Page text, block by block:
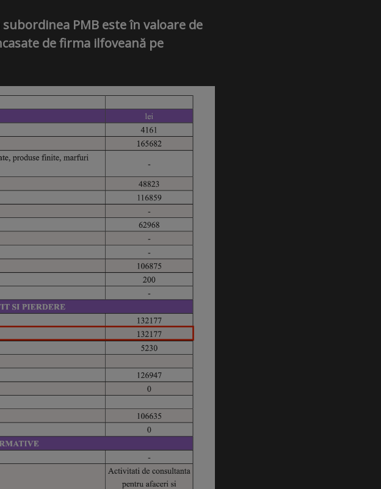
PMB este în valoare de
de firma ilfoveană pe